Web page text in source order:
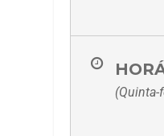
(Quinta-